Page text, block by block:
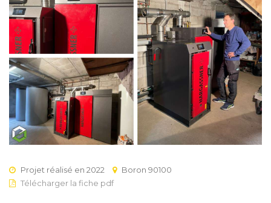
Projet réalisé en 2022
Boron 90100
Télécharger la fiche pdf